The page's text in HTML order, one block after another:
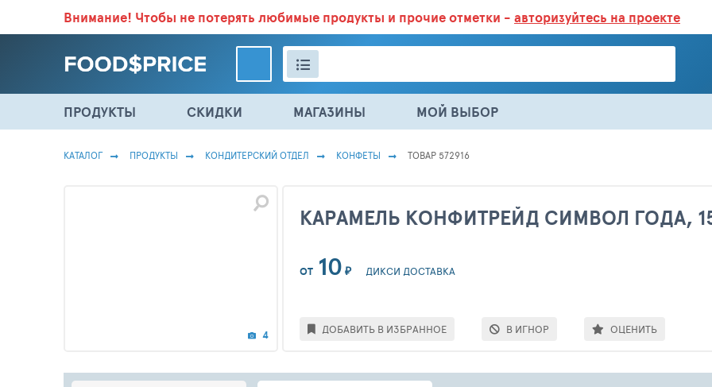
ВСЕ СКИДКИ И ВЫГОДНЫЕ ЦЕНЫ НА ПРОДУКТЫ В МАГАЗИНАХ.БОЛЬШЕ 100 000 ТОВАРОВ. ЕЖЕДНЕВНОЕ ОБНОВЛЕНИЕ
Внимание! Чтобы не потерять любимые продукты и прочие отметки - авторизуйтесь на проекте
ПРОДУКТЫ СКИДКИ МАГАЗИНЫ МОЙ ВЫБОР
КАТАЛОГ ПРОДУКТЫ КОНДИТЕРСКИЙ ОТДЕЛ КОНФЕТЫ ТОВАР 572916
КАРАМЕЛЬ КОНФИТРЕЙД СИМВОЛ ГОДА,
4
ОТ 10 ₽ ДИКСИ ДОСТАВКА
ДОБАВИТЬ В ИЗБРАННОЕ В ИГНОР ОЦЕНИТЬ